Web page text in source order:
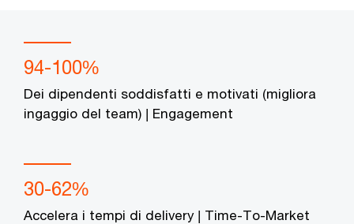
94-100%
Dei dipendenti soddisfatti e motivati (migliora
ingaggio del team) | Engagement
30-62%
Accelera i tempi di delivery | Time-To-Market